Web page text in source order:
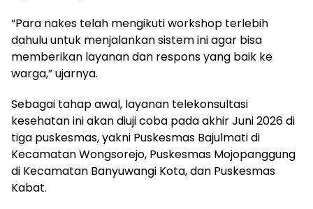
“Para nakes telah mengikuti workshop terlebih
dahulu untuk menjalankan sistem ini agar bisa
memberikan layanan dan respons yang baik ke
warga,” ujarnya.
Sebagai tahap awal, layanan telekonsultasi
kesehatan ini akan diuji coba pada akhir Juni 2026 di
tiga puskesmas, yakni Puskesmas Bajulmati di
Kecamatan Wongsorejo, Puskesmas Mojopanggung
di Kecamatan Banyuwangi Kota, dan Puskesmas
Kabat.